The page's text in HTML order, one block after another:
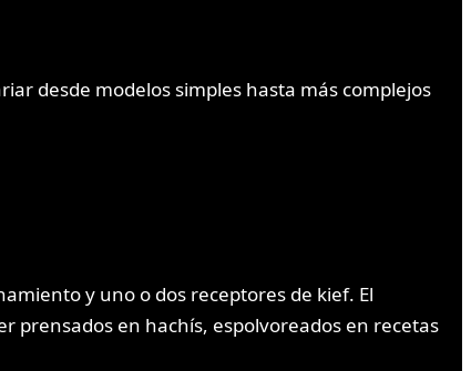
desde modelos simples hasta más complejos
y uno o dos receptores de kief. El
prensados en hachís, espolvoreados en recetas